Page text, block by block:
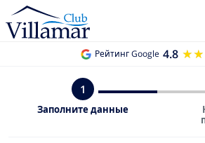
Рейтинг Google 4.8
1
Заполните данные